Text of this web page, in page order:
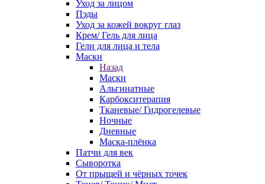
Уход за лицом
Пэды
Уход за кожей вокруг глаз
Крем/ Гель для лица
Гели для лица и тела
Маски
Назад
Маски
Альгинатные
Карбокситерапия
Тканевые/ Гидрогелевые
Ночные
Дневные
Маска-плёнка
Патчи для век
Сыворотка
От прыщей и чёрных точек